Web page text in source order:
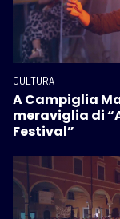
CULTURA
A Campiglia
meraviglia di
Festival”